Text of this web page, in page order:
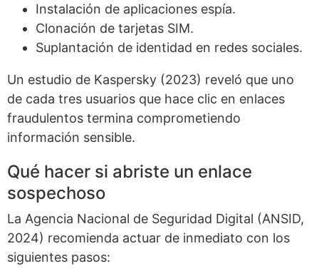
Instalación de aplicaciones espía.
Clonación de tarjetas SIM.
Suplantación de identidad en redes sociales.
Un estudio de Kaspersky (2023) reveló que uno
de cada tres usuarios que hace clic en enlaces
fraudulentos termina comprometiendo
información sensible.
Qué hacer si abriste un enlace
sospechoso
La Agencia Nacional de Seguridad Digital (ANSID,
2024) recomienda actuar de inmediato con los
siguientes pasos: